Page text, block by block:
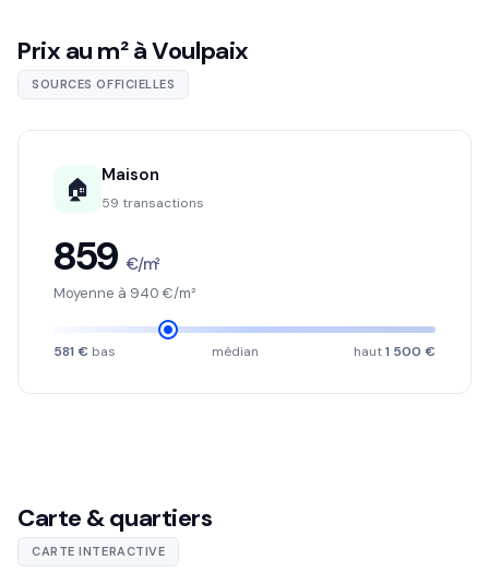
Prix au m² à Voulpaix
SOURCES OFFICIELLES
🏠 Maison
59 transactions
859 €/m²
Moyenne à 940 €/m²
581 € bas médian haut1 500 €
Carte & quartiers
CARTE INTERACTIVE